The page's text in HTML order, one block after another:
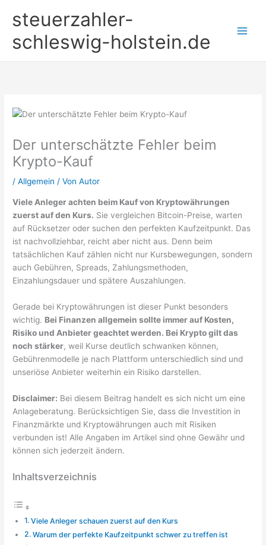
Inhaltsteuerzahler-
schleswig-holstein.de
Der unterschätzte Fehler beim
Krypto-Kauf
/Allgemein / VonAutor
Viele Anleger achten beim Kauf von Kryptowährungen
zuerst auf den Kurs. Sie vergleichen Bitcoin-Preise, warten
auf Rücksetzer oder suchen den perfekten Kaufzeitpunkt. Das
ist nachvollziehbar, reicht aber nicht aus. Denn beim
tatsächlichen Kauf zählen nicht nur Kursbewegungen, sondern
auch Gebühren, Spreads, Zahlungsmethoden,
Einzahlungsdauer und spätere Auszahlungen.
Gerade bei Kryptowährungen ist dieser Punkt besonders
wichtig. Bei Finanzen allgemein sollte immer auf Kosten,
Risiko und Anbieter geachtet werden. Bei Krypto gilt das
noch stärker, weil Kurse deutlich schwanken können,
Gebührenmodelle je nach Plattform unterschiedlich sind und
unseriöse Anbieter weiterhin ein Risiko darstellen.
Disclaimer: Bei diesem Beitrag handelt es sich nicht um eine
Anlageberatung. Berücksichtigen Sie, dass die Investition in
Finanzmärkte und Kryptowährungen auch mit Risiken
verbunden ist! Alle Angaben im Artikel sind ohne Gewähr und
können sich jederzeit ändern.
Inhaltsverzeichnis
Viele Anleger schauen zuerst auf den Kurs
Warum der perfekte Kaufzeitpunkt schwer zu treffen ist